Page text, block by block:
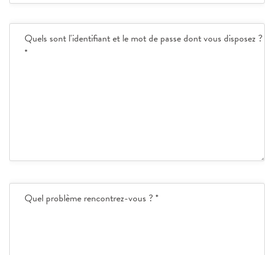
Quels sont l'identifiant et le mot de passe dont vous disposez ?
*
Quel problème rencontrez-vous ? *